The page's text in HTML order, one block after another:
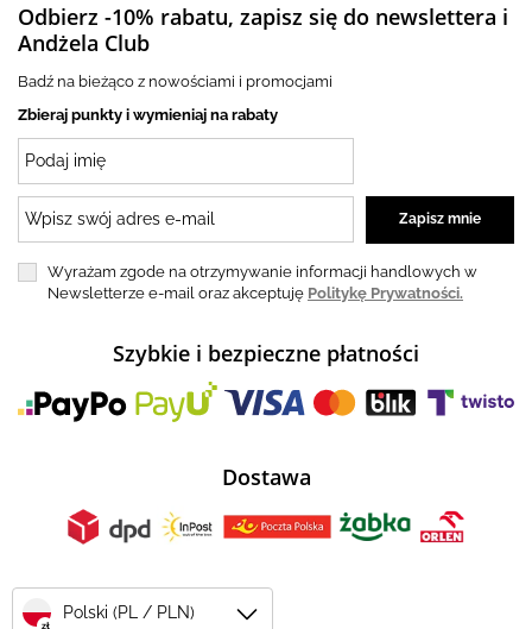
Odbierz -10% rabatu, zapisz się do newslettera i
Andżela Club
Badź na bieżąco z nowościami i promocjami
Zbieraj punkty i wymieniaj na rabaty
Wyrażam zgode na otrzymywanie informacji handlowych w
Newsletterze e-mail oraz akceptuję Politykę Prywatności.
Szybkie i bezpieczne płatności
Dostawa
zł
Polski (PL / PLN)